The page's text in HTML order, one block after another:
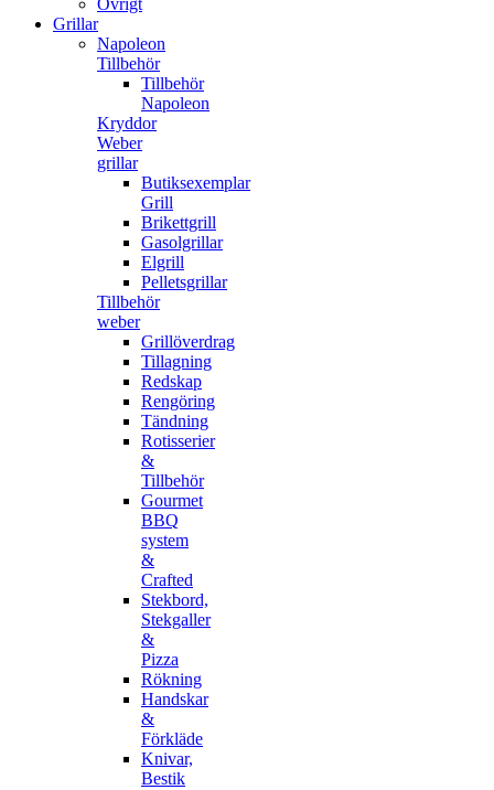
Övrigt
Grillar
Napoleon
Tillbehör
Tillbehör
Napoleon
Kryddor
Weber
grillar
Butiksexemplar
Grill
Brikettgrill
Gasolgrillar
Elgrill
Pelletsgrillar
Tillbehör
weber
Grillöverdrag
Tillagning
Redskap
Rengöring
Tändning
Rotisserier
&
Tillbehör
Gourmet
BBQ
system
&
Crafted
Stekbord,
Stekgaller
&
Pizza
Rökning
Handskar
&
Förkläde
Knivar,
Bestik